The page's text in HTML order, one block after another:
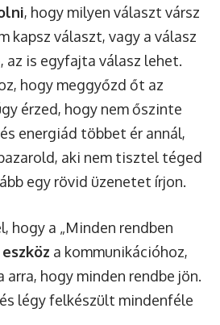
, hogy milyen választ vársz
kapsz választ, vagy a válasz
az is egyfajta válasz lehet.
hogy meggyőzd őt az
érzed, hogy nem őszinte
energiád többet ér annál,
aki nem tisztel téged
egy rövid üzenetet írjon.
hogy a „Minden rendben
eszköz a kommunikációhoz,
arra, hogy minden rendbe jön.
légy felkészült mindenféle